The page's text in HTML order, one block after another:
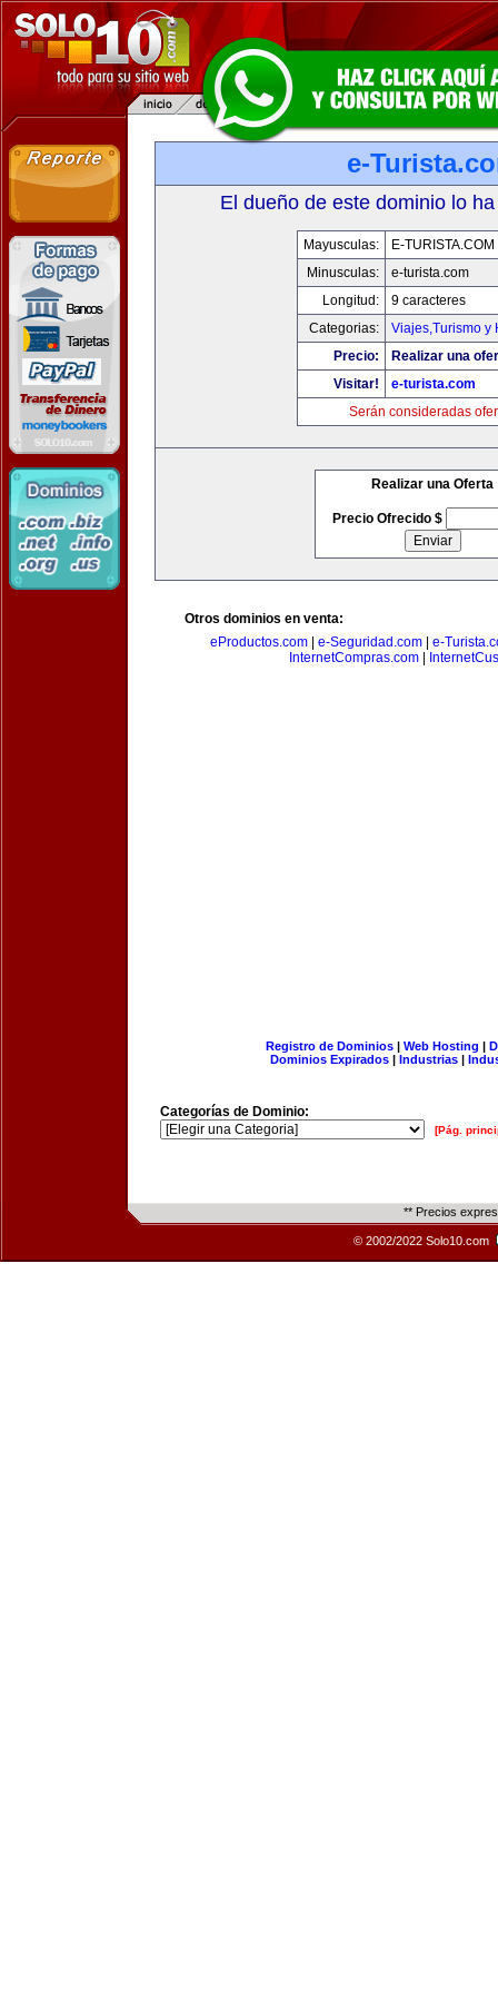
e-
El dueño de este dominio lo
Mayusculas:
E-TURISTA.COM
Minusculas:
e-turista.com
Longitud:
9 caracteres
Categorias:
Viajes,Turismo y
Precio:
Realizar una
Visitar!
e-turista.com
Serán consideradas
Realizar una Oferta
Precio Ofrecido $
Otros dominios en venta:
eProductos.com
e-Seguridad.com
e-
InternetCompras.com
Registro de Dominios| Web Hosting |
Dominios Expirados | Industrias |
Categorías de Dominio:
[Pág.
** Precios
© 2002/2022 Solo10.com